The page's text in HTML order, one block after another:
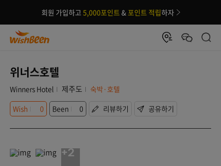
회원 가입하고 5,000포인트 &포인트 적립하자
위너스호텔
Winners Hotel 제주도
숙박·호텔
Wish
0 Been 0 리뷰하기 공유하기
+2